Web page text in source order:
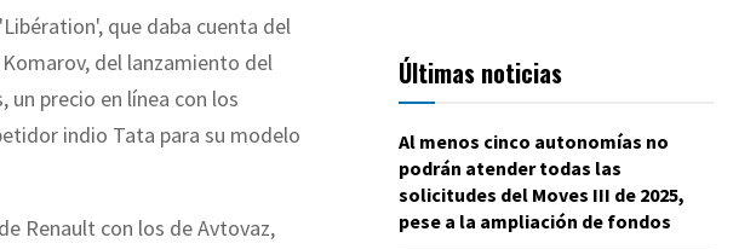
que daba cuenta del
del lanzamiento del
un precio en línea con los
indio Tata para su modelo
Renault con los de Avtovaz,
Últimas noticias
Al menos cinco autonomías no
podrán atender todas las
solicitudes del Moves III de 2025,
pese a la ampliación de fondos